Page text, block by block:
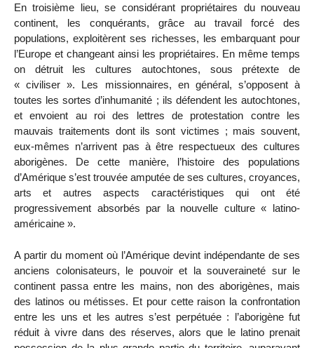
En troisième lieu, se considérant propriétaires du nouveau
continent, les conquérants, grâce au travail forcé des
populations, exploitèrent ses richesses, les embarquant pour
l’Europe et changeant ainsi les propriétaires. En même temps
on détruit les cultures autochtones, sous prétexte de
« civiliser ». Les missionnaires, en général, s’opposent à
toutes les sortes d’inhumanité ; ils défendent les autochtones,
et envoient au roi des lettres de protestation contre les
mauvais traitements dont ils sont victimes ; mais souvent,
eux-mêmes n’arrivent pas à être respectueux des cultures
aborigènes. De cette manière, l’histoire des populations
d’Amérique s’est trouvée amputée de ses cultures, croyances,
arts et autres aspects caractéristiques qui ont été
progressivement absorbés par la nouvelle culture « latino-
américaine ».
A partir du moment où l’Amérique devint indépendante de ses
anciens colonisateurs, le pouvoir et la souveraineté sur le
continent passa entre les mains, non des aborigènes, mais
des latinos ou métisses. Et pour cette raison la confrontation
entre les uns et les autres s’est perpétuée : l’aborigène fut
réduit à vivre dans des réserves, alors que le latino prenait